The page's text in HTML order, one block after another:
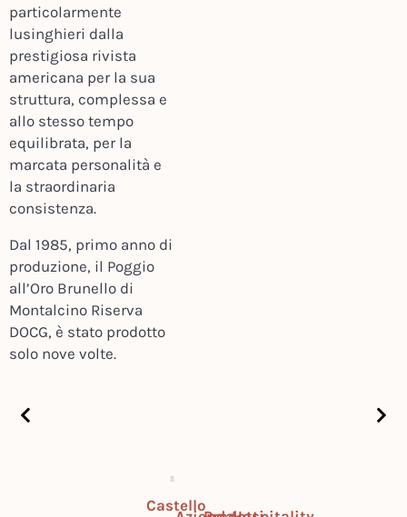
particolarmente
lusinghieri dalla
prestigiosa rivista
americana per la sua
struttura, complessa e
allo stesso tempo
equilibrata, per la
marcata personalità e
la straordinaria
consistenza.
Dal 1985, primo anno di
produzione, il Poggio
all’Oro Brunello di
Montalcino Riserva
DOCG, è stato prodotto
solo nove volte.
Castello